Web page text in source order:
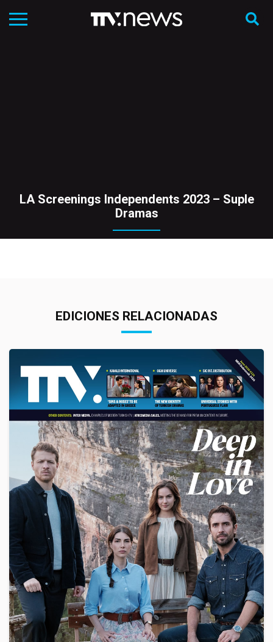
LA Screenings Independents 2023 – Suple
Dramas
EDICIONES RELACIONADAS